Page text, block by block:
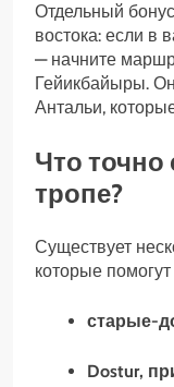
Отдельный
востока: если в
— начните
Гейикбайыры.
Антальи,
Что точно
тропе?
Существует
которые
старые-
Dostur,